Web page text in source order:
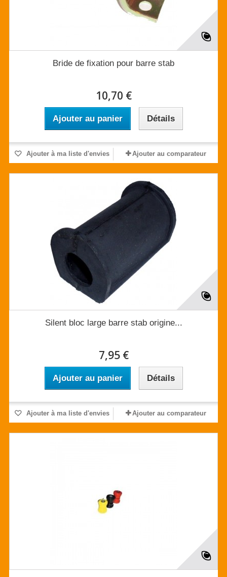
Bride de fixation pour barre stab
10,70 €
Ajouter au panier Détails
Ajouter à ma liste d'envies Ajouter au comparateur
Silent bloc large barre stab origine...
7,95 €
Ajouter au panier Détails
Ajouter à ma liste d'envies Ajouter au comparateur